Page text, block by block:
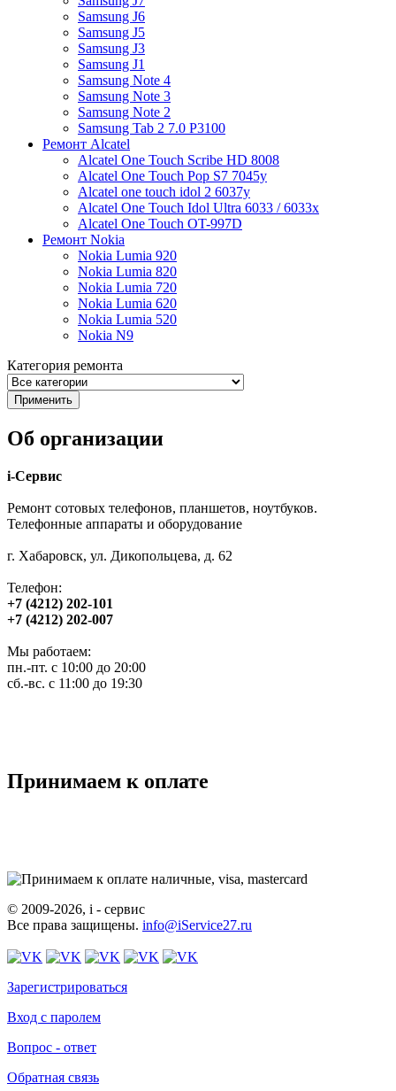
Samsung J6
Samsung J5
Samsung J3
Samsung J1
Samsung Note 4
Samsung Note 3
Samsung Note 2
Samsung Tab 2 7.0 P3100
Ремонт Alcatel
Alcatel One Touch Scribe HD 8008
Alcatel One Touch Pop S7 7045y
Alcatel one touch idol 2 6037y
Alcatel One Touch Idol Ultra 6033 / 6033x
Alcatel One Touch OT-997D
Ремонт Nokia
Nokia Lumia 920
Nokia Lumia 820
Nokia Lumia 720
Nokia Lumia 620
Nokia Lumia 520
Nokia N9
Категория ремонта
Об организации
i-Сервис
Ремонт сотовых телефонов, планшетов, ноутбуков.
Телефонные аппараты и оборудование
г. Хабаровск, ул. Дикопольцева, д. 62
Телефон:
+7 (4212) 202-101
+7 (4212) 202-007
Мы работаем:
пн.-пт. с 10:00 до 20:00
сб.-вс. с 11:00 до 19:30
Принимаем к оплате
© 2009-2026, i - сервис
Все права защищены. info@iService27.ru
Зарегистрироваться
Вход с паролем
Вопрос - ответ
Обратная связь